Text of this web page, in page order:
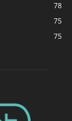
78
75
75